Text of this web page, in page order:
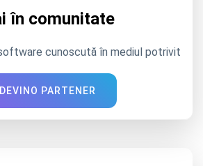
în comunitate
cunoscută în mediul potrivit
DEVINO PARTENER